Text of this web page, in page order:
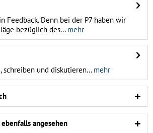
Feedback. Denn bei der P7 haben wir
bezüglich des...mehr
schreiben und diskutieren...mehr
angesehen